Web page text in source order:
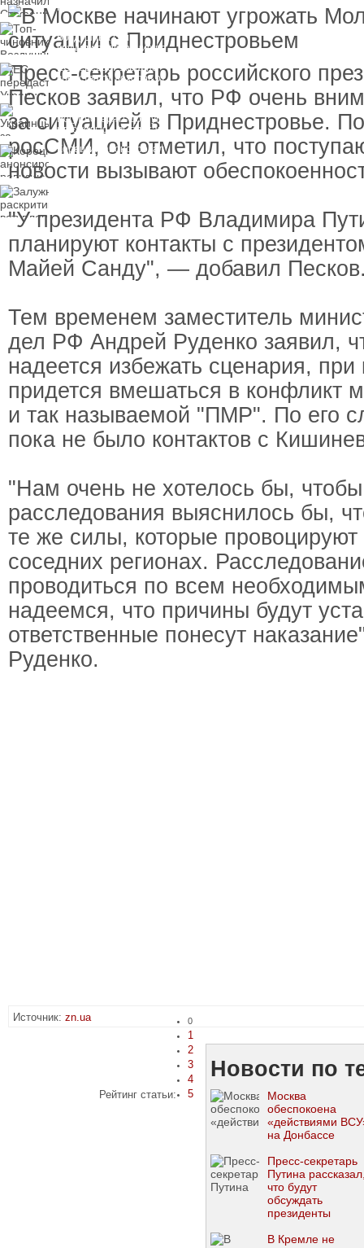
пресечения
Топ-чиновнику
Воздушных сил
вручили подозрение по
1 млрд гривен
ЕС передаст Украине
средства от доходов от
замороженных активов
России
Украинцы за рубежом
могут потерять доступ
к госжилью и выплатам
Корецкий анонсировал
ревизию госбюджета
НАТО и предлагает
другие варианты
Пресс-секретарь российского
Песков заявил, что РФ очень
за ситуацией в Приднестровье.
росСМИ, он отметил, что
новости вызывают
"У президента РФ Владимира
планируют контакты с
Майей Санду", — добавил
Тем временем заместитель
дел РФ Андрей Руденко заявил,
надеется избежать сценария, при
придется вмешаться в конфликт
и так называемой "ПМР". По его
пока не было контактов с
"Нам очень не хотелось бы, чтобы
расследования выяснилось бы,
те же силы, которые провоцируют
соседних регионах.
проводиться по всем
надеемся, что причины будут
ответственные понесут
Руденко.
Источник: zn.ua
Рейтинг статьи:
0
1
2
3
4
5
Новости по
Москва
обеспокоена
«действиями
на Донбассе
Пресс-секретарь
Путина
что будут
обсуждать
президенты
на встрече в
В Кремле не